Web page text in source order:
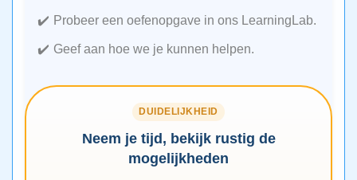
Probeer een oefenopgave in ons LearningLab.
Geef aan hoe we je kunnen helpen.
DUIDELIJKHEID
Neem je tijd, bekijk rustig de
mogelijkheden